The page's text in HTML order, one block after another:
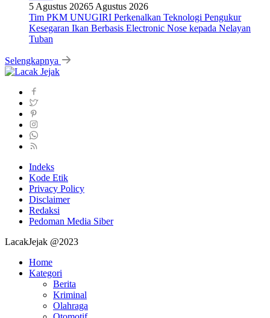
5 Agustus 20265 Agustus 2026
Tim PKM UNUGIRI Perkenalkan Teknologi Pengukur
Kesegaran Ikan Berbasis Electronic Nose kepada Nelayan
Tuban
Selengkapnya
Indeks
Kode Etik
Privacy Policy
Disclaimer
Redaksi
Pedoman Media Siber
LacakJejak @2023
Home
Kategori
Berita
Kriminal
Olahraga